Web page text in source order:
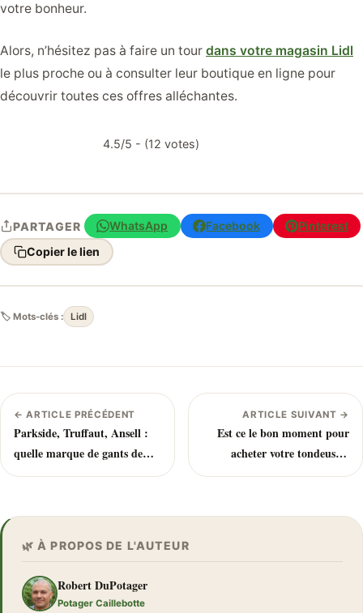
votre bonheur.
Alors, n’hésitez pas à faire un tour dans votre magasin Lidl
le plus proche ou à consulter leur boutique en ligne pour
découvrir toutes ces offres alléchantes.
4.5/5 - (12 votes)
PARTAGER WhatsApp Facebook
Pinterest
Copier le lien
🏷 Mots-clés : Lidl
← ARTICLE PRÉCÉDENT
Parkside, Truffaut, Ansell :
quelle marque de gants de
jardinage choisir ?
ARTICLE SUIVANT →
Est ce le bon moment pour
acheter votre tondeuse ?
Quels sont les prix chez les
🌿 À PROPOS DE L'AUTEUR
Robert DuPotager
Potager Caillebotte